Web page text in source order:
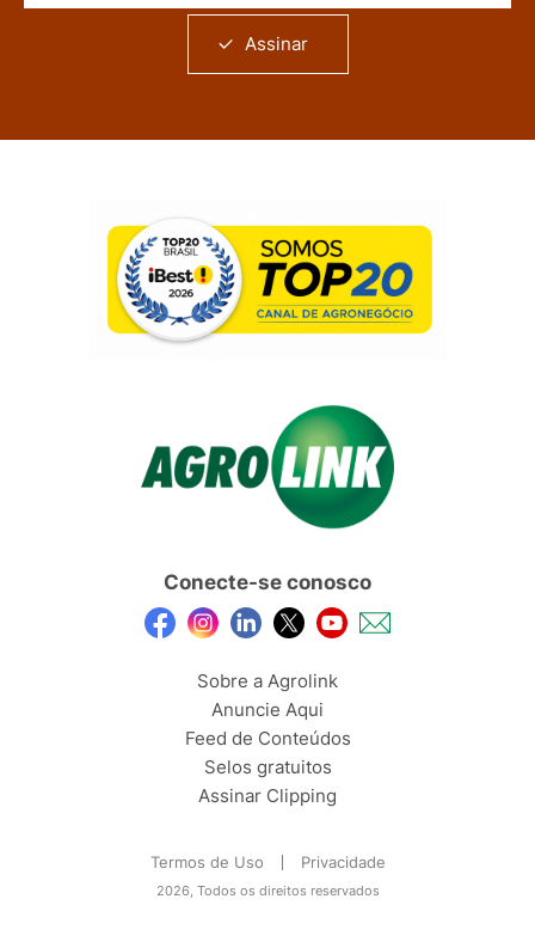
Assinar
Conecte-se conosco
Sobre a Agrolink
Anuncie Aqui
Feed de Conteúdos
Selos gratuitos
Assinar Clipping
Termos de Uso Privacidade
2026, Todos os direitos reservados